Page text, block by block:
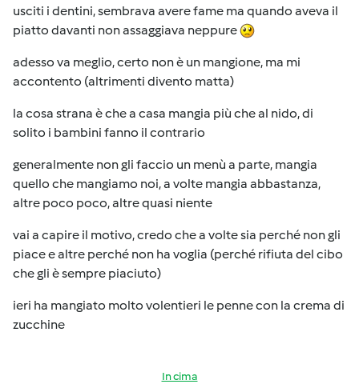
usciti i dentini, sembrava avere fame ma quando aveva il
piatto davanti non assaggiava neppure
adesso va meglio, certo non è un mangione, ma mi
accontento (altrimenti divento matta)
la cosa strana è che a casa mangia più che al nido, di
solito i bambini fanno il contrario
generalmente non gli faccio un menù a parte, mangia
quello che mangiamo noi, a volte mangia abbastanza,
altre poco poco, altre quasi niente
vai a capire il motivo, credo che a volte sia perché non gli
piace e altre perché non ha voglia (perché rifiuta del cibo
che gli è sempre piaciuto)
ieri ha mangiato molto volentieri le penne con la crema di
zucchine
In cima